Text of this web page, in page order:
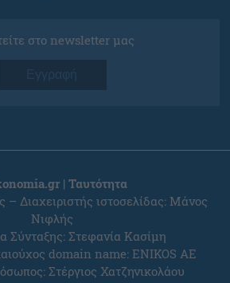
στο newsletter μας
Εγγραφή
| Ταυτότητα
– Διαχειριστής ιστοσελίδας: Μάνος
Νιφλής
Σύνταξης: Στεφανία Κασίμη
domain name: ENIKOS AE
Στέργιος Χατζηνικολάου